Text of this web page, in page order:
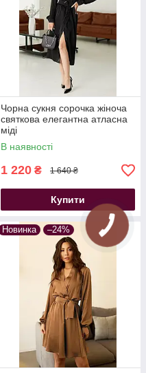
Чорна сукня сорочка жіноча
святкова елегантна атласна
міді
В наявності
1 220 ₴ 1 640 ₴
Купити
Новинка –24%